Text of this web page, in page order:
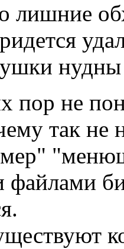
лишние
нудны
пор не
так не
файлами